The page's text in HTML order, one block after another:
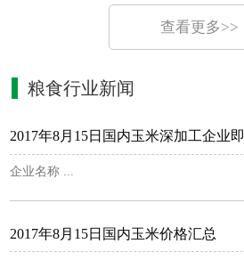
查看更多>>
粮食行业新闻
2017年8月15日国内玉米深加工企业即
企业名称 ...
2017年8月15日国内玉米价格汇总